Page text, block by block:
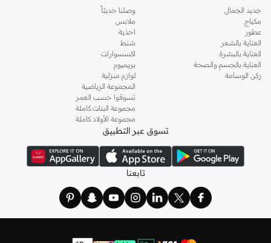
جديد الجمال
مكياج
عطور
العناية بالشعر
العناية بالبشرة
العناية بالجسم والصحة
ركن الوسامة
وصلنا حديثاً
ملابس
احذية
شنط
اكسسوارات
بريميوم
لوازم منزلية
المجموعة الرياضية
تسوقوا حسب العمر
مجموعة البنات كاملة
مجموعة الأولاد كاملة
تسوق عبر التطبيق
تابعنا